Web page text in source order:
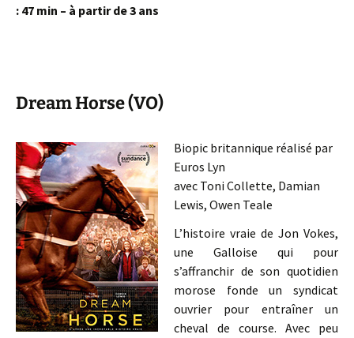
: 47 min – à partir de 3 ans
Dream Horse (VO)
Biopic britannique réalisé par
Euros Lyn
avec Toni Collette, Damian
Lewis, Owen Teale
L’histoire vraie de Jon Vokes,
une Galloise qui pour
s’affranchir de son quotidien
morose fonde un syndicat
ouvrier pour entraîner un
cheval de course. Avec peu